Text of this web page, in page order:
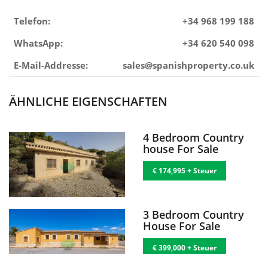
Telefon:
+34 968 199 188
WhatsApp:
+34 620 540 098
E-Mail-Addresse:
sales@spanishproperty.co.uk
ÄHNLICHE EIGENSCHAFTEN
4 Bedroom Country
house For Sale
€ 174,995 + Steuer
3 Bedroom Country
House For Sale
€ 399,000 + Steuer